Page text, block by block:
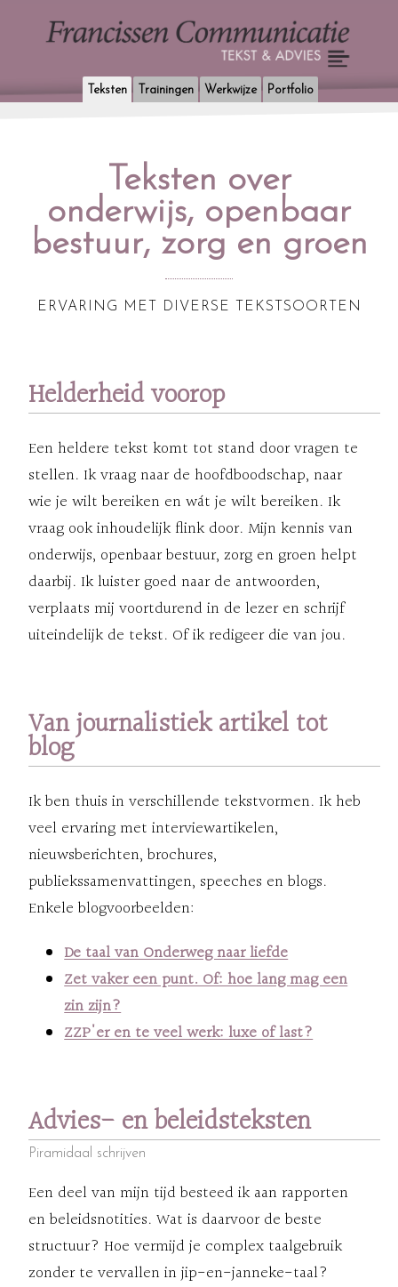
Toggle
navigation
Teksten Trainingen Werkwijze Portfolio
Teksten over
onderwijs, openbaar
bestuur, zorg en groen
ERVARING MET DIVERSE TEKSTSOORTEN
Helderheid voorop
Een heldere tekst komt tot stand door vragen te
stellen. Ik vraag naar de hoofdboodschap, naar
wie je wilt bereiken en wát je wilt bereiken. Ik
vraag ook inhoudelijk flink door. Mijn kennis van
onderwijs, openbaar bestuur, zorg en groen helpt
daarbij. Ik luister goed naar de antwoorden,
verplaats mij voortdurend in de lezer en schrijf
uiteindelijk de tekst. Of ik redigeer die van jou.
Van journalistiek artikel tot
blog
Ik ben thuis in verschillende tekstvormen. Ik heb
veel ervaring met interviewartikelen,
nieuwsberichten, brochures,
publiekssamenvattingen, speeches en blogs.
Enkele blogvoorbeelden:
De taal van Onderweg naar liefde
Zet vaker een punt. Of: hoe lang mag een
zin zijn?
ZZP'er en te veel werk: luxe of last?
Advies- en beleidsteksten
Piramidaal schrijven
Een deel van mijn tijd besteed ik aan rapporten
en beleidsnotities. Wat is daarvoor de beste
structuur? Hoe vermijd je complex taalgebruik
zonder te vervallen in jip-en-janneke-taal?